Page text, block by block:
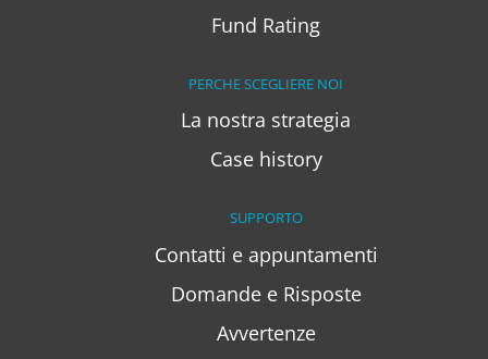
Fund Rating
PERCHE SCEGLIERE NOI
La nostra strategia
Case history
SUPPORTO
Contatti e appuntamenti
Domande e Risposte
Avvertenze